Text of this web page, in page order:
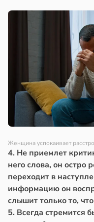
Женщина успокаивает
4. Не приемлет
него слова, он остро
переходит в
информацию он
слышит только то,
5. Всегда стремится